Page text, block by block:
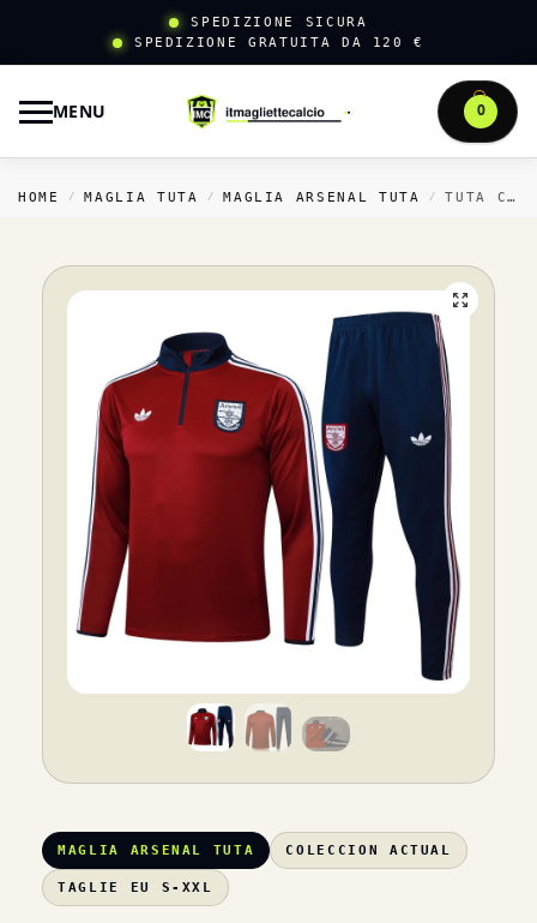
SPEDIZIONE SICURA
SPEDIZIONE GRATUITA DA 120 €
MENU 0
HOME / MAGLIA TUTA / MAGLIA ARSENAL TUTA / TUTA COMPLETA FELPA ALLENAMENTO ARSENAL 2025 2026 ROSSO BLU NAVY
MAGLIA ARSENAL TUTA COLECCION ACTUAL
TAGLIE EU S-XXL